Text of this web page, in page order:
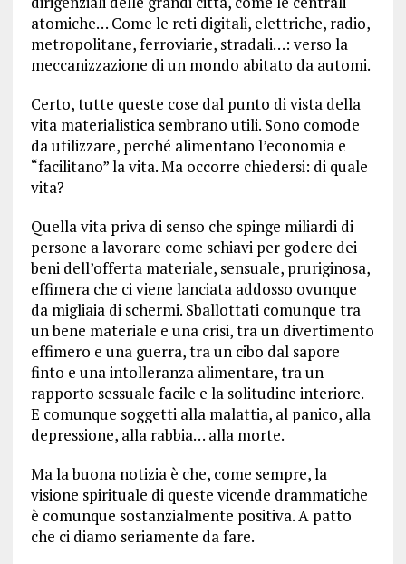
atomiche… Come le reti digitali, elettriche, radio,
metropolitane, ferroviarie, stradali…: verso la
meccanizzazione di un mondo abitato da automi.
Certo, tutte queste cose dal punto di vista della
vita materialistica sembrano utili. Sono comode
da utilizzare, perché alimentano l’economia e
“facilitano” la vita. Ma occorre chiedersi: di quale
vita?
Quella vita priva di senso che spinge miliardi di
persone a lavorare come schiavi per godere dei
beni dell’offerta materiale, sensuale, pruriginosa,
effimera che ci viene lanciata addosso ovunque
da migliaia di schermi. Sballottati comunque tra
un bene materiale e una crisi, tra un divertimento
effimero e una guerra, tra un cibo dal sapore
finto e una intolleranza alimentare, tra un
rapporto sessuale facile e la solitudine interiore.
E comunque soggetti alla malattia, al panico, alla
depressione, alla rabbia… alla morte.
Ma la buona notizia è che, come sempre, la
visione spirituale di queste vicende drammatiche
è comunque sostanzialmente positiva. A patto
che ci diamo seriamente da fare.